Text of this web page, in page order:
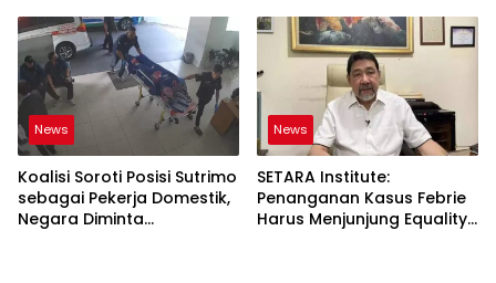
News
Koalisi Soroti Posisi Sutrimo
sebagai Pekerja Domestik,
Negara Diminta
News
SETARA Institute:
Penanganan Kasus Febrie
Harus Menjunjung Equality